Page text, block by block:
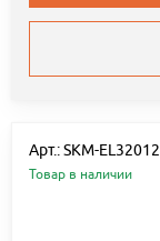
Арт.: SKM-EL32012
Товар в наличии